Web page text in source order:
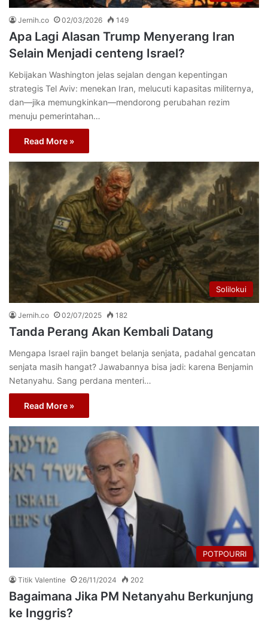
Jernih.co 02/03/2026 149
Apa Lagi Alasan Trump Menyerang Iran
Selain Menjadi centeng Israel?
Kebijakan Washington jelas sejalan dengan kepentingan
strategis Tel Aviv: menekan Iran, melucuti kapasitas militernya,
dan—jika memungkinkan—mendorong perubahan rezim
menuju pemerintahan…
Read More »
Solilokui
Jernih.co 02/07/2025 182
Tanda Perang Akan Kembali Datang
Mengapa Israel rajin banget belanja senjata, padahal gencatan
senjata masih hangat? Jawabannya bisa jadi: karena Benjamin
Netanyahu. Sang perdana menteri…
Read More »
POTPOURRI
Titik Valentine 26/11/2024 202
Bagaimana Jika PM Netanyahu Berkunjung
ke Inggris?